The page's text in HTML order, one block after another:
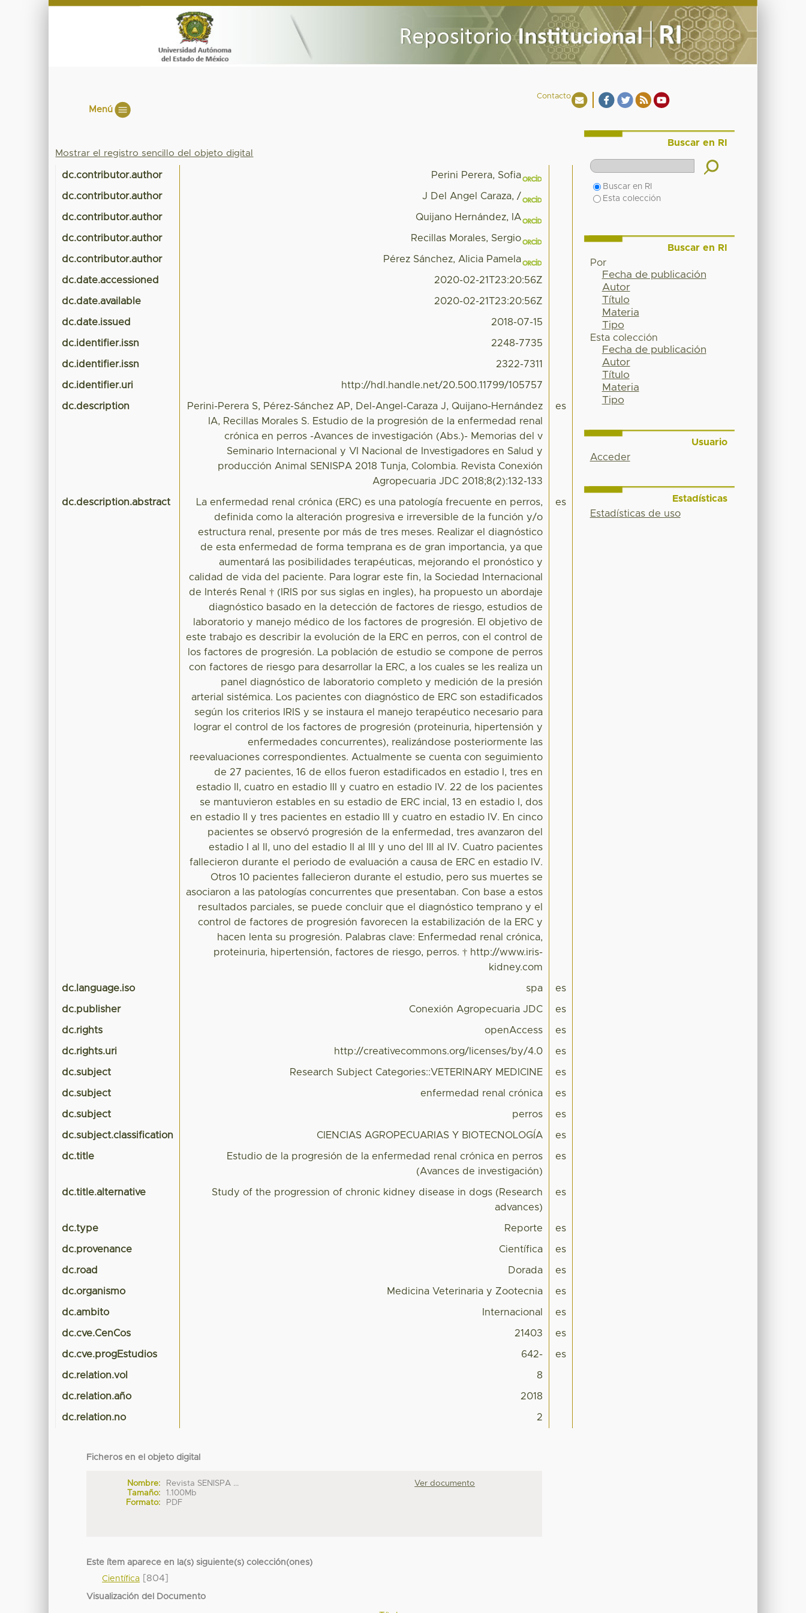
Contacto
Menú
Mostrar el registro sencillo del objeto digital
dc.contributor.author Perini Perera, Sofia
dc.contributor.author J Del Angel Caraza, /
dc.contributor.author Quijano Hernández, IA
dc.contributor.author Recillas Morales, Sergio
dc.contributor.author Pérez Sánchez, Alicia Pamela
dc.date.accessioned 2020-02-21T23:20:56Z
dc.date.available 2020-02-21T23:20:56Z
dc.date.issued 2018-07-15
dc.identifier.issn 2248-7735
dc.identifier.issn 2322-7311
dc.identifier.uri http://hdl.handle.net/20.500.11799/105757
dc.description
Perini-Perera S, Pérez-Sánchez AP, Del-Angel-Caraza J, Quijano-Hernández
IA, Recillas Morales S. Estudio de la progresión de la enfermedad renal
crónica en perros -Avances de investigación (Abs.)- Memorias del v
Seminario Internacional y VI Nacional de Investigadores en Salud y
producción Animal SENISPA 2018 Tunja, Colombia. Revista Conexión
Agropecuaria JDC 2018;8(2):132-133
es
dc.description.abstract
La enfermedad renal crónica (ERC) es una patología frecuente en perros,
definida como la alteración progresiva e irreversible de la función y/o
estructura renal, presente por más de tres meses. Realizar el diagnóstico
de esta enfermedad de forma temprana es de gran importancia, ya que
aumentará las posibilidades terapéuticas, mejorando el pronóstico y
calidad de vida del paciente. Para lograr este fin, la Sociedad Internacional
de Interés Renal † (IRIS por sus siglas en ingles), ha propuesto un abordaje
diagnóstico basado en la detección de factores de riesgo, estudios de
laboratorio y manejo médico de los factores de progresión. El objetivo de
este trabajo es describir la evolución de la ERC en perros, con el control de
los factores de progresión. La población de estudio se compone de perros
con factores de riesgo para desarrollar la ERC, a los cuales se les realiza un
panel diagnóstico de laboratorio completo y medición de la presión
arterial sistémica. Los pacientes con diagnóstico de ERC son estadificados
según los criterios IRIS y se instaura el manejo terapéutico necesario para
lograr el control de los factores de progresión (proteinuria, hipertensión y
enfermedades concurrentes), realizándose posteriormente las
reevaluaciones correspondientes. Actualmente se cuenta con seguimiento
de 27 pacientes, 16 de ellos fueron estadificados en estadio I, tres en
estadio II, cuatro en estadio III y cuatro en estadio IV. 22 de los pacientes
se mantuvieron estables en su estadio de ERC incial, 13 en estadio I, dos
en estadio II y tres pacientes en estadio III y cuatro en estadio IV. En cinco
pacientes se observó progresión de la enfermedad, tres avanzaron del
estadio I al II, uno del estadio II al III y uno del III al IV. Cuatro pacientes
fallecieron durante el periodo de evaluación a causa de ERC en estadio IV.
Otros 10 pacientes fallecieron durante el estudio, pero sus muertes se
asociaron a las patologías concurrentes que presentaban. Con base a estos
resultados parciales, se puede concluir que el diagnóstico temprano y el
control de factores de progresión favorecen la estabilización de la ERC y
hacen lenta su progresión. Palabras clave: Enfermedad renal crónica,
proteinuria, hipertensión, factores de riesgo, perros. † http://www.iris-
kidney.com
es
dc.language.iso spa es
dc.publisher Conexión Agropecuaria JDC es
dc.rights openAccess es
dc.rights.uri http://creativecommons.org/licenses/by/4.0 es
dc.subject Research Subject Categories::VETERINARY MEDICINE es
dc.subject enfermedad renal crónica es
dc.subject perros es
dc.subject.classification CIENCIAS AGROPECUARIAS Y BIOTECNOLOGÍA es
dc.title
Estudio de la progresión de la enfermedad renal crónica en perros
(Avances de investigación)
es
dc.title.alternative
Study of the progression of chronic kidney disease in dogs (Research
advances)
es
dc.type Reporte es
dc.provenance Científica es
dc.road Dorada es
dc.organismo Medicina Veterinaria y Zootecnia es
dc.ambito Internacional es
dc.cve.CenCos 21403 es
dc.cve.progEstudios 642- es
dc.relation.vol 8
dc.relation.año 2018
dc.relation.no 2
Ficheros en el objeto digital
Nombre:
Revista SENISPA ...
Tamaño:
1.100Mb
Formato:
PDF
Ver documento
Este ítem aparece en la(s) siguiente(s) colección(ones)
Científica [804]
Visualización del Documento
Buscar en RI
Buscar en RI
Esta colección
Buscar en RI
Por
Fecha de publicación
Autor
Título
Materia
Tipo
Esta colección
Fecha de publicación
Autor
Título
Materia
Tipo
Usuario
Acceder
Estadísticas
Estadísticas de uso